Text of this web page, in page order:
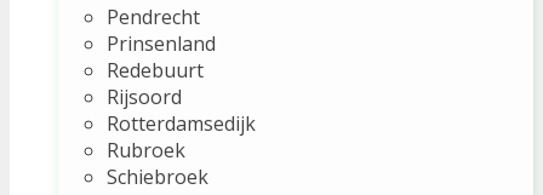
Pendrecht
Prinsenland
Redebuurt
Rijsoord
Rotterdamsedijk
Rubroek
Schiebroek